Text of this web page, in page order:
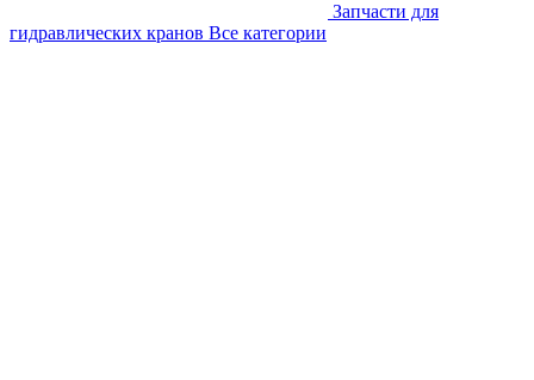
Запчасти для
гидравлических кранов Все категории